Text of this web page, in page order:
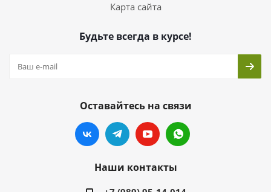
Карта сайта
Будьте всегда в курсе!
Оставайтесь на связи
Наши контакты